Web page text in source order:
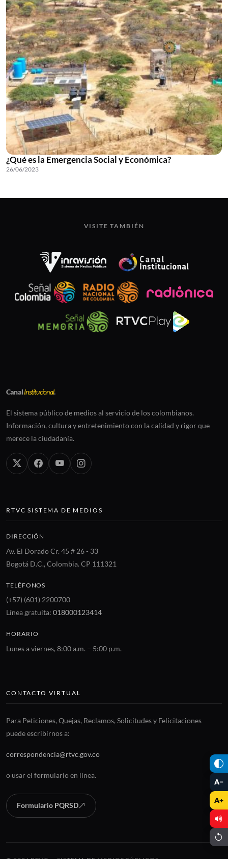
A−
A+
¿Qué es la Emergencia Social y Económica?
26/06/2023
VISITE TAMBIÉN
CanalInstitucional.
El sistema público de medios al servicio de los colombianos.
Información, cultura y entretenimiento con la calidad y rigor que
merece la ciudadanía.
RTVC SISTEMA DE MEDIOS
DIRECCIÓN
Av. El Dorado Cr. 45 # 26 - 33
Bogotá D.C., Colombia. CP 111321
TELÉFONOS
(+57) (601) 2200700
Línea gratuita: 018000123414
HORARIO
Lunes a viernes, 8:00 a.m. – 5:00 p.m.
CONTACTO VIRTUAL
Para Peticiones, Quejas, Reclamos, Solicitudes y Felicitaciones
puede escribirnos a:
correspondencia@rtvc.gov.co
o usar el formulario en línea.
Formulario PQRSD